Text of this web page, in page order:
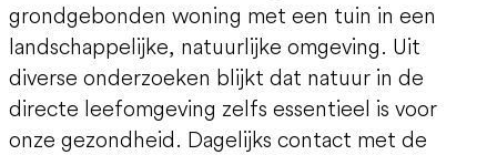
grondgebonden woning met een tuin in een
landschappelijke, natuurlijke omgeving. Uit
diverse onderzoeken blijkt dat natuur in de
directe leefomgeving zelfs essentieel is voor
onze gezondheid. Dagelijks contact met de